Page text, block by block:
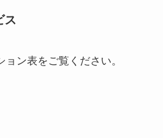
ス
ン表をご覧ください。